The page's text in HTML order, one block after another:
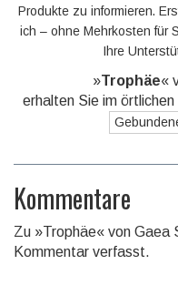
Produkte zu informieren.
ich – ohne Mehrkosten für
Ihre
»Trophäe«
erhalten Sie im
Kommentare
Zu »Trophäe« von Gaea
Kommentar verfasst.